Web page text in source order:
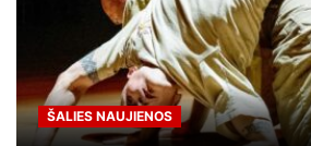
ŠALIES NAUJIENOS